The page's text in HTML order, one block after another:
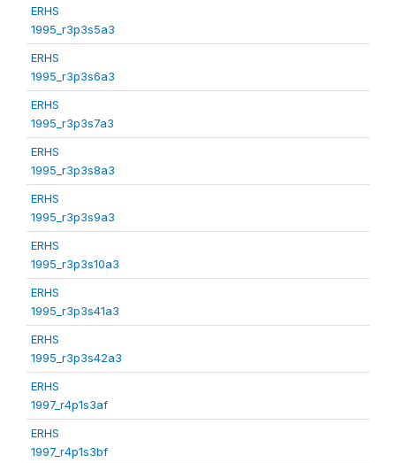
ERHS
1995_r3p3s5a3
ERHS
1995_r3p3s6a3
ERHS
1995_r3p3s7a3
ERHS
1995_r3p3s8a3
ERHS
1995_r3p3s9a3
ERHS
1995_r3p3s10a3
ERHS
1995_r3p3s41a3
ERHS
1995_r3p3s42a3
ERHS
1997_r4p1s3af
ERHS
1997_r4p1s3bf